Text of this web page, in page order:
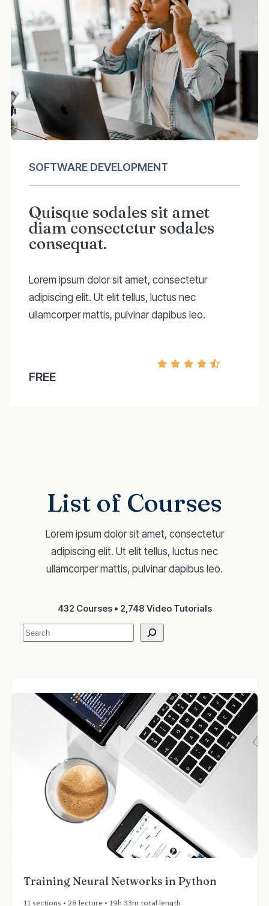
SOFTWARE DEVELOPMENT
Quisque sodales sit amet
diam consectetur sodales
consequat.
Lorem ipsum dolor sit amet, consectetur
adipiscing elit. Ut elit tellus, luctus nec
ullamcorper mattis, pulvinar dapibus leo.
FREE
List of Courses
Lorem ipsum dolor sit amet, consectetur
adipiscing elit. Ut elit tellus, luctus nec
ullamcorper mattis, pulvinar dapibus leo.
432 Courses • 2,748 Video Tutorials
Search
Training Neural Networks in Python
11 sections • 28 lecture • 19h 33m total length